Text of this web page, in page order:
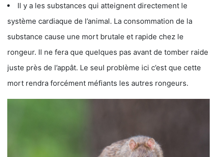
Il y a les substances qui atteignent directement le
système cardiaque de l’animal. La consommation de la
substance cause une mort brutale et rapide chez le
rongeur. Il ne fera que quelques pas avant de tomber raide
juste près de l’appât. Le seul problème ici c’est que cette
mort rendra forcément méfiants les autres rongeurs.